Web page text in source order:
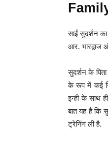
साईं सुदर्शन
आर. भारद्वाज
सुदर्शन के
के रूप में कई
इन्ही के साथ
बात यह है कि
ट्रेनिंग ली है.